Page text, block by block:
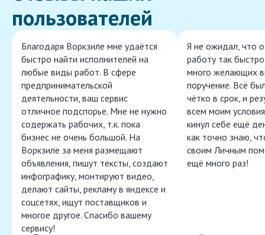
пользователей
Благодаря Воркзиле мне удаётся
быстро найти исполнителей на
любые виды работ. В сфере
предпринимательской
деятельности, ваш сервис
отличное подспорье. Мне не нужно
содержать рабочих, т.к. пока
бизнес не очень большой. На
Воркзиле за меня размещают
объявления, пишут тексты, создают
инфографику, монтируют видео,
делают сайты, рекламу в яндексе и
соцсетях, ищут поставщиков и
многое другое. Спасибо вашему
сервису!
Я не ожидал, что
работу так
много желающих
поручение. Всё
чётко в срок, и
всем моим
кинул себе ещё
как точно знаю,
своим Личным
ещё много раз!